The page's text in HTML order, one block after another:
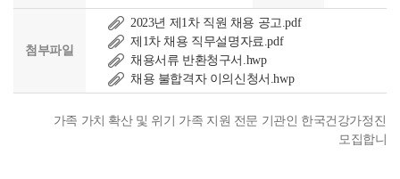
첨부파일
2023년 제1차 직원 채용 공고.pdf
제1차 채용 직무설명자료.pdf
채용서류 반환청구서.hwp
채용 불합격자 이의신청서.hwp
가족 가치 확산 및 위기 가족 지원 전문 기관인 한국건강가정진
모집합니